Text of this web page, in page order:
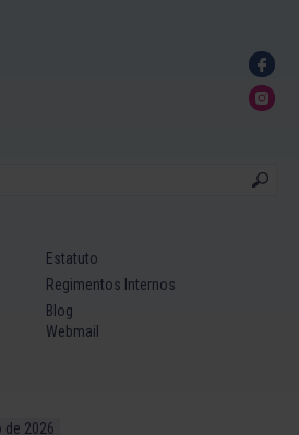
ferramentas
Estatuto
Regimentos Internos
Blog
Webmail
de 2026